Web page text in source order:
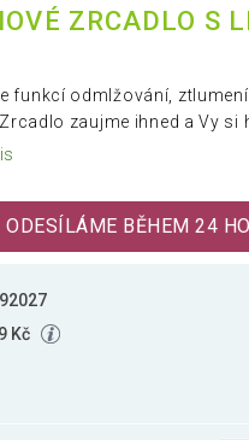
ZRCADLO S
funkcí odmlžování,
zaujme ihned a Vy si
ODESÍLÁME BĚHEM 24
Kč